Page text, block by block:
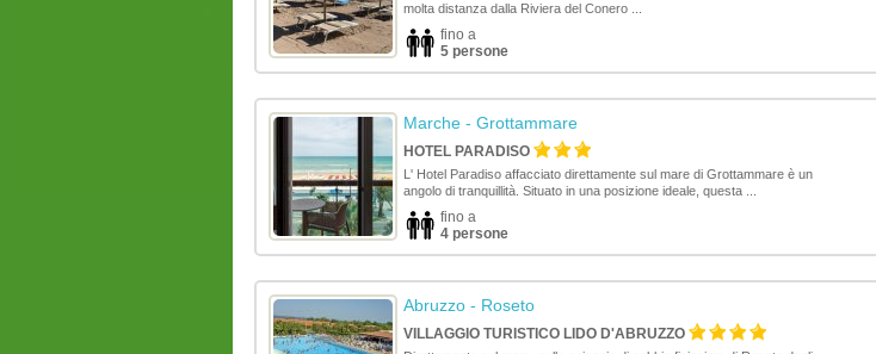
molta distanza dalla Riviera del Conero ...
fino a
5 persone
Marche- Grottammare
HOTEL PARADISO
L' Hotel Paradiso affacciato direttamente sul mare di Grottammare è un
angolo di tranquillità. Situato in una posizione ideale, questa ...
fino a
4 persone
Abruzzo- Roseto
VILLAGGIO TURISTICO LIDO D'ABRUZZO